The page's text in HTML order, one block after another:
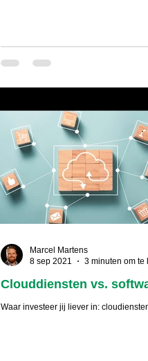
Clouddiensten vs.
Waar investeer jij liever in:
Marcel Martens
8 sep 2021
3 minuten om te